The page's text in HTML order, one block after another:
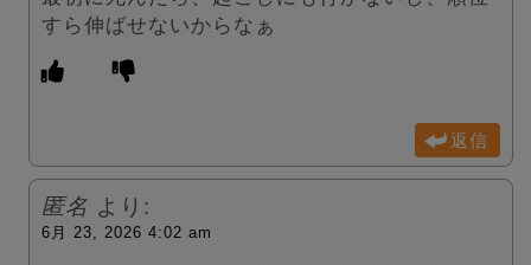
すら伸ばせないからなぁ
返信
匿名 より:
6月 23, 2026 4:02 am